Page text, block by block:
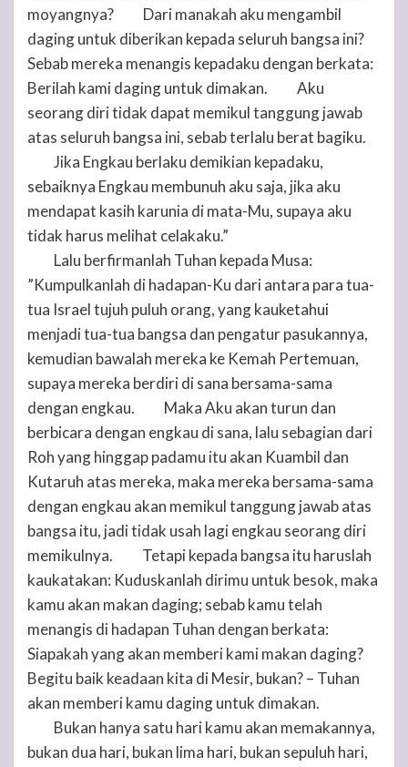
moyangnya?
Dari manakah aku mengambil
daging untuk diberikan kepada seluruh bangsa ini?
Sebab mereka menangis kepadaku dengan berkata:
Berilah kami daging untuk dimakan.
Aku
seorang diri tidak dapat memikul tanggung jawab
atas seluruh bangsa ini, sebab terlalu berat bagiku.
Jika Engkau berlaku demikian kepadaku,
sebaiknya Engkau membunuh aku saja, jika aku
mendapat kasih karunia di mata-Mu, supaya aku
tidak harus melihat celakaku.”
Lalu berfirmanlah Tuhan kepada Musa:
”Kumpulkanlah di hadapan-Ku dari antara para tua-
tua Israel tujuh puluh orang, yang kauketahui
menjadi tua-tua bangsa dan pengatur pasukannya,
kemudian bawalah mereka ke Kemah Pertemuan,
supaya mereka berdiri di sana bersama-sama
dengan engkau.
Maka Aku akan turun dan
berbicara dengan engkau di sana, lalu sebagian dari
Roh yang hinggap padamu itu akan Kuambil dan
Kutaruh atas mereka, maka mereka bersama-sama
dengan engkau akan memikul tanggung jawab atas
bangsa itu, jadi tidak usah lagi engkau seorang diri
memikulnya.
Tetapi kepada bangsa itu haruslah
kaukatakan: Kuduskanlah dirimu untuk besok, maka
kamu akan makan daging; sebab kamu telah
menangis di hadapan Tuhan dengan berkata:
Siapakah yang akan memberi kami makan daging?
Begitu baik keadaan kita di Mesir, bukan? – Tuhan
akan memberi kamu daging untuk dimakan.
Bukan hanya satu hari kamu akan memakannya,
bukan dua hari, bukan lima hari, bukan sepuluh hari,